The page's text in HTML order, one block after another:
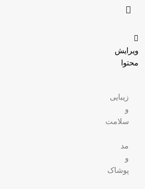
ویرایش
محتوا
زیبایی
و
سلامت
مد
و
پوشاک